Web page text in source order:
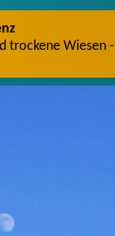
trockene Wiesen